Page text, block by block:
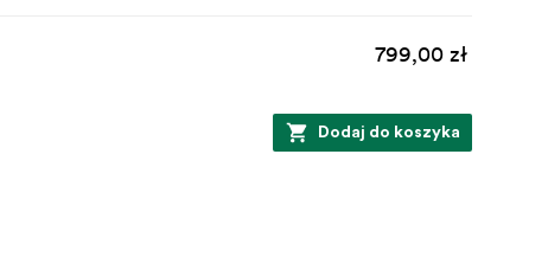
799,00 zł
Dodaj do koszyka